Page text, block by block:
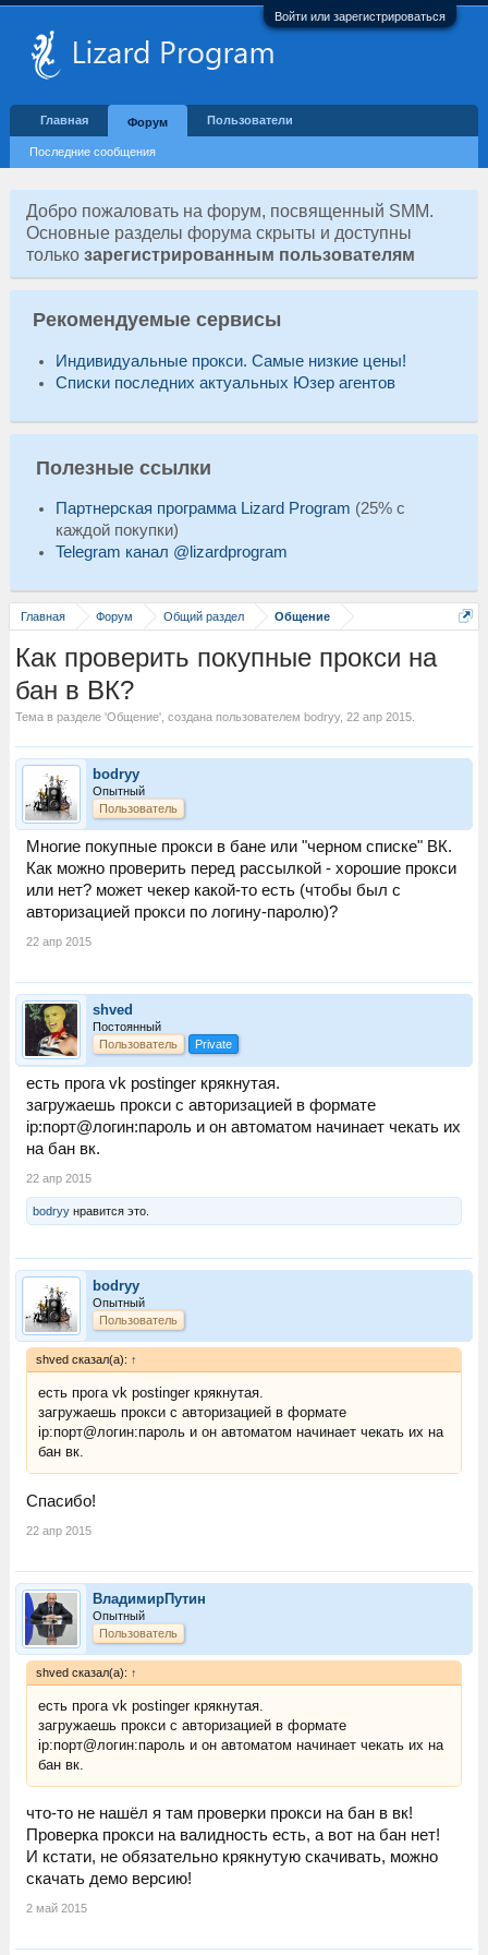
Войти или зарегистрироваться
Добро пожаловать на форум, посвященный SMM.
Основные разделы форума скрыты и доступны
толькозарегистрированным пользователям
Рекомендуемые сервисы
Индивидуальные прокси. Самые низкие цены!
Списки последних актуальных Юзер агентов
Полезные ссылки
Партнерская программа Lizard Program (25% с
каждой покупки)
Telegram канал @lizardprogram
Главная Форум Общий раздел Общение
Как проверить покупные прокси на
бан в ВК?
Тема в разделе 'Общение', создана пользователемbodryy,22 апр 2015
bodryy
Опытный
Пользователь
Многие покупные прокси в бане или "черном списке" ВК.
Как можно проверить перед рассылкой - хорошие прокси
или нет? может чекер какой-то есть (чтобы был с
авторизацией прокси по логину-паролю)?
22 апр 2015
shved
Постоянный
Пользователь
Private
есть прога vk postinger крякнутая.
загружаешь прокси с авторизацией в формате
ip:порт@логин:пароль и он автоматом начинает чекать их
на бан вк.
22 апр 2015
bodryy нравится это.
bodryy
Опытный
Пользователь
shved сказал(а): ↑
есть прога vk postinger крякнутая.
загружаешь прокси с авторизацией в формате
ip:порт@логин:пароль и он автоматом начинает чекать их на
бан вк.
Спасибо!
22 апр 2015
ВладимирПутин
Опытный
Пользователь
shved сказал(а): ↑
есть прога vk postinger крякнутая.
загружаешь прокси с авторизацией в формате
ip:порт@логин:пароль и он автоматом начинает чекать их на
бан вк.
что-то не нашёл я там проверки прокси на бан в вк!
Проверка прокси на валидность есть, а вот на бан нет!
И кстати, не обязательно крякнутую скачивать, можно
скачать демо версию!
2 май 2015
Главная Форум
Последние сообщения
Пользователи